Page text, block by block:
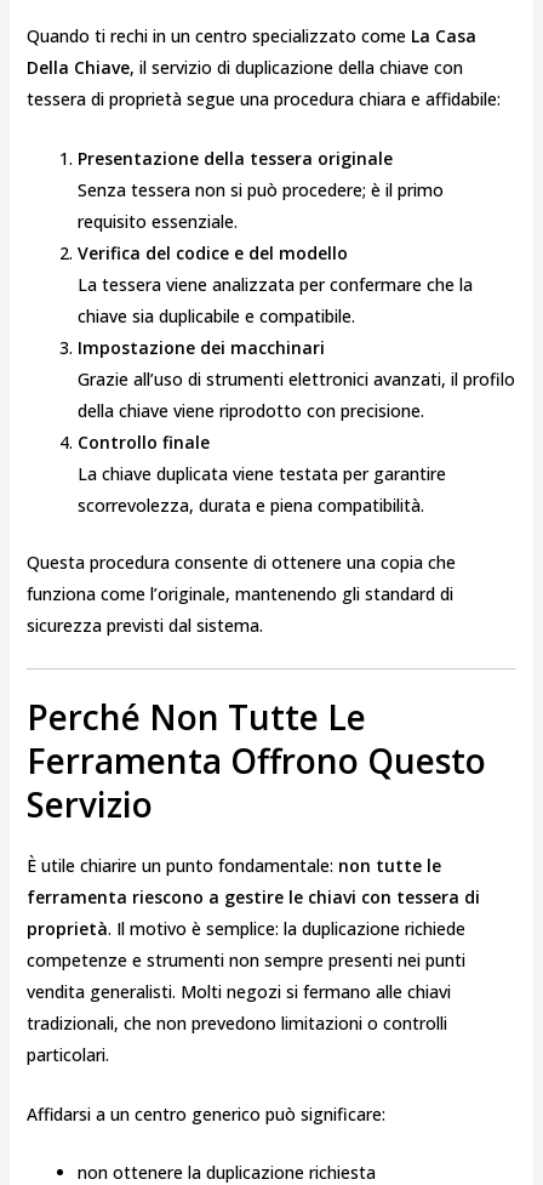
Quando ti rechi in un centro specializzato come La Casa
Della Chiave, il servizio di duplicazione della chiave con
tessera di proprietà segue una procedura chiara e affidabile:
Presentazione della tessera originale
Senza tessera non si può procedere; è il primo
requisito essenziale.
Verifica del codice e del modello
La tessera viene analizzata per confermare che la
chiave sia duplicabile e compatibile.
Impostazione dei macchinari
Grazie all’uso di strumenti elettronici avanzati, il profilo
della chiave viene riprodotto con precisione.
Controllo finale
La chiave duplicata viene testata per garantire
scorrevolezza, durata e piena compatibilità.
Questa procedura consente di ottenere una copia che
funziona come l’originale, mantenendo gli standard di
sicurezza previsti dal sistema.
Perché Non Tutte Le
Ferramenta Offrono Questo
Servizio
È utile chiarire un punto fondamentale: non tutte le
ferramenta riescono a gestire le chiavi con tessera di
proprietà. Il motivo è semplice: la duplicazione richiede
competenze e strumenti non sempre presenti nei punti
vendita generalisti. Molti negozi si fermano alle chiavi
tradizionali, che non prevedono limitazioni o controlli
particolari.
Affidarsi a un centro generico può significare:
non ottenere la duplicazione richiesta